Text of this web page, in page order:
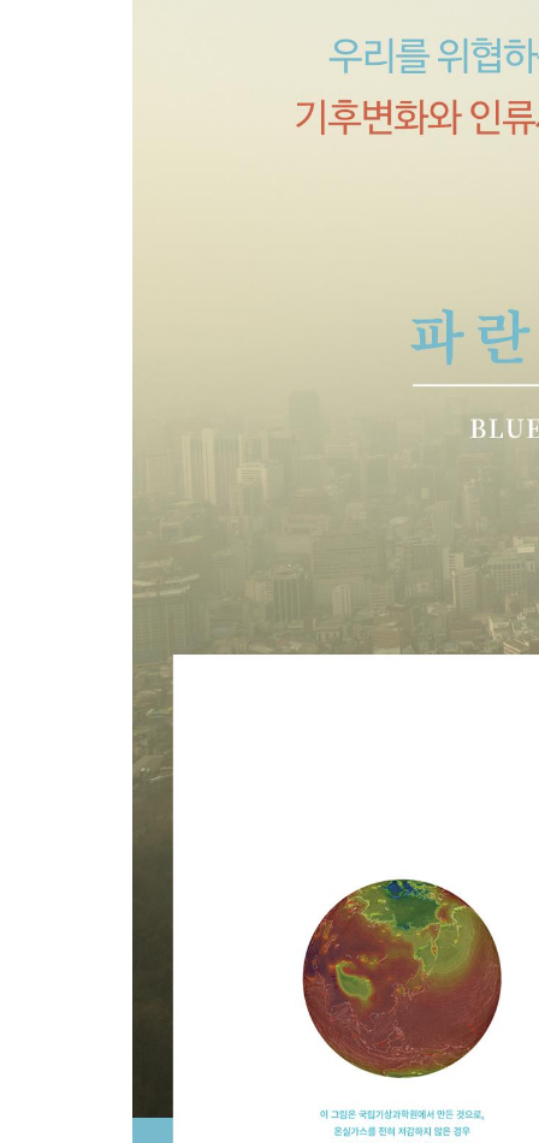
작디작은 흙먼지가 생태계를 살린다
먼지도 기후변화를 일으킨다
화산폭발이 일으키는 기후변화
무임승차국이 강제승차국보다 돈을 더 내는 게 정
기후변화는 결핍이 아니라 과잉에서 발생한다
과거 기후를 알아야 미래 기후에 대응할 수 있다
수많은 실패를 딛고 합리성을 쌓는 과학
집단지성을 닮은 앙상블 예측이 불확실성을 극복
모든 것을 알지 못한다고 해서, 아무것도 알지 못
날씨 예측은 있는데, 지진 예측은 왜 없을까?
나오는 말_ 국가과학기술의 연구개발은 어떠해야